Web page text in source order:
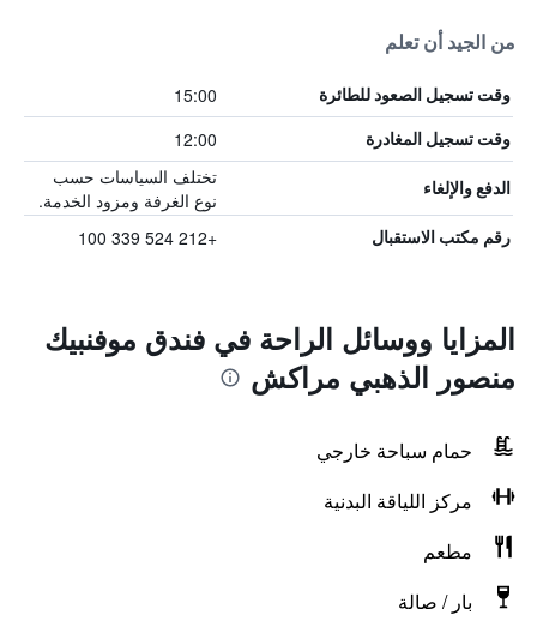
من الجيد أن تعلم
وقت تسجيل الصعود للطائرة 15:00
وقت تسجيل المغادرة 12:00
الدفع والإلغاء
تختلف السياسات حسب
نوع الغرفة ومزود الخدمة.
رقم مكتب الاستقبال +212 524 339 100
المزايا ووسائل الراحة في فندق موفنبيك
منصور الذهبي مراكش
حمام سباحة خارجي
مركز اللياقة البدنية
مطعم
بار / صالة